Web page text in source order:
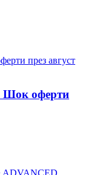
Шок оферти